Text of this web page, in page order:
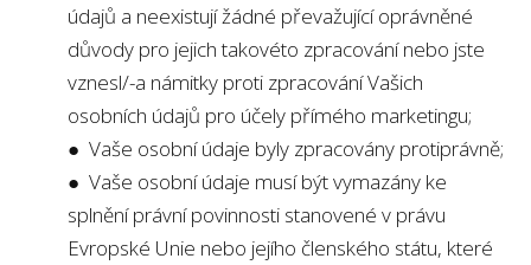
údajů a neexistují žádné převažující oprávněné
důvody pro jejich takovéto zpracování nebo jste
vznesl/-a námitky proti zpracování Vašich
osobních údajů pro účely přímého marketingu;
● Vaše osobní údaje byly zpracovány protiprávně;
● Vaše osobní údaje musí být vymazány ke
splnění právní povinnosti stanovené v právu
Evropské Unie nebo jejího členského státu, které